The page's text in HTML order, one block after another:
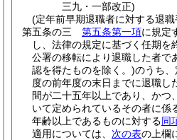
三九・一部改正)
(定年前早期退職者に対する退
第五条の三
第五条第一項に規定
し、法律の規定に基づく任期を
公署の移転により退職した者で
認を得たものを除く。)のうち
度の前年度の末日までに退職し
間が二十五年以上であり、かつ
いて定められているその者に係
年齢以上であるものに対する同
適用については、 次の表の上欄